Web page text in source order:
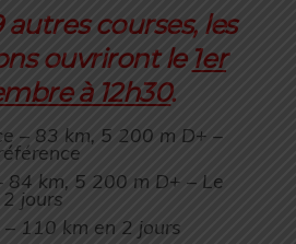
autres courses, les
ouvriront le 1er
à 12h30.
– 83 km, 5 200 m D+ –
84 km, 5 200 m D+ – Le
jours
– 110 km en 2 jours